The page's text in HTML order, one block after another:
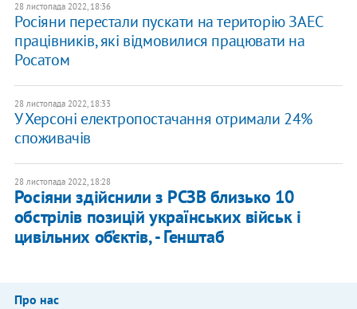
28 листопада 2022, 18:36
Росіяни перестали пускати на територію ЗАЕС
працівників, які відмовилися працювати на
Росатом
28 листопада 2022, 18:33
У Херсоні електропостачання отримали 24%
споживачів
28 листопада 2022, 18:28
Росіяни здійснили з РСЗВ близько 10
обстрілів позицій українських військ і
цивільних об’єктів, - Генштаб
Про нас